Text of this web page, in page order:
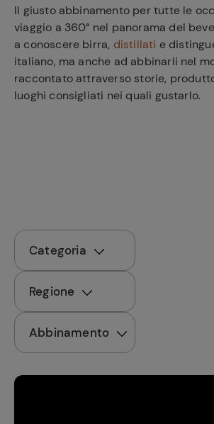
Dolci
Primi
Glossario
Tante idee gustose
per apparecchiare la
tavola in autunno
Il giusto abbinamento per tutte le
viaggio a 360° nel panorama del
a conoscere birra, distillati e
italiano, ma anche ad abbinarli nel
raccontato attraverso storie,
luoghi consigliati nei quali gustarlo.
Categoria
Regione
Abbinamento